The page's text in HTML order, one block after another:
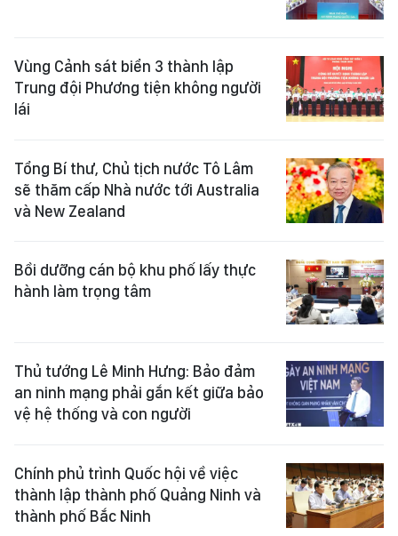
Vùng Cảnh sát biển 3 thành lập
Trung đội Phương tiện không người
lái
Tổng Bí thư, Chủ tịch nước Tô Lâm
sẽ thăm cấp Nhà nước tới Australia
và New Zealand
Bồi dưỡng cán bộ khu phố lấy thực
hành làm trọng tâm
Thủ tướng Lê Minh Hưng: Bảo đảm
an ninh mạng phải gắn kết giữa bảo
vệ hệ thống và con người
Chính phủ trình Quốc hội về việc
thành lập thành phố Quảng Ninh và
thành phố Bắc Ninh